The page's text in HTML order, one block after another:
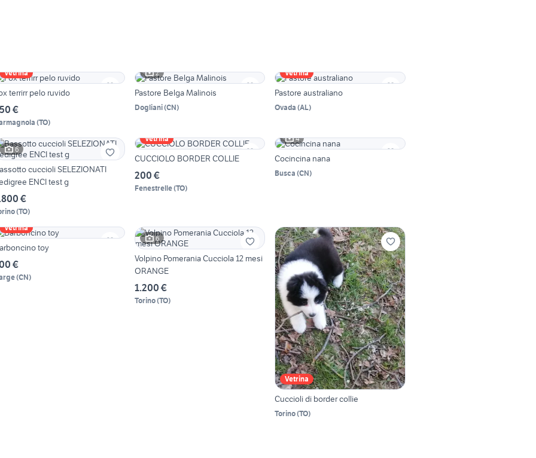
Vetrina
terrirr pelo ruvido
€
(TO)
2
Pastore Belga Malinois
Dogliani(CN)
Vetrina
Pastore australiano
Ovada (AL)
6
cuccioli SELEZIONATI
ENCI test g
€
(TO)
Vetrina
CUCCIOLO BORDER COLLIE
200 €
Fenestrelle(TO)
4
Cocincina nana
Busca (CN)
Vetrina
toy
€
(CN)
6
Volpino Pomerania Cucciola 12 mesi
ORANGE
1.200 €
Torino(TO)
Vetrina
Cuccioli di border collie
Torino(TO)